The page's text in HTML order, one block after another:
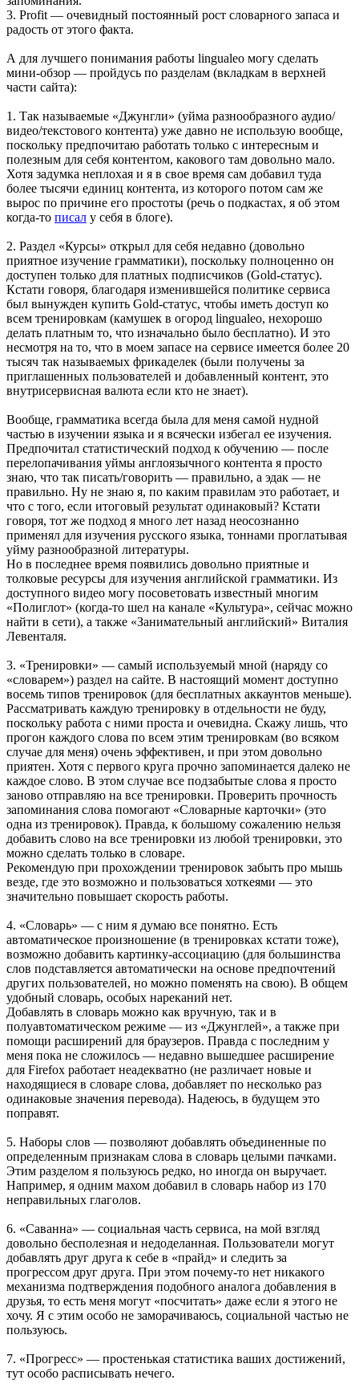
3. Profit — очевидный постоянный рост словарного запаса и
радость от этого факта.
А для лучшего понимания работы lingualeo могу сделать
мини-обзор — пройдусь по разделам (вкладкам в верхней
части сайта):
1. Так называемые «Джунгли» (уйма разнообразного аудио/
видео/текстового контента) уже давно не использую вообще,
поскольку предпочитаю работать только с интересным и
полезным для себя контентом, какового там довольно мало.
Хотя задумка неплохая и я в свое время сам добавил туда
более тысячи единиц контента, из которого потом сам же
вырос по причине его простоты (речь о подкастах, я об этом
когда-то писал у себя в блоге).
2. Раздел «Курсы» открыл для себя недавно (довольно
приятное изучение грамматики), поскольку полноценно он
доступен только для платных подписчиков (Gold-статус).
Кстати говоря, благодаря изменившейся политике сервиса
был вынужден купить Gold-статус, чтобы иметь доступ ко
всем тренировкам (камушек в огород lingualeo, нехорошо
делать платным то, что изначально было бесплатно). И это
несмотря на то, что в моем запасе на сервисе имеется более 20
тысяч так называемых фрикаделек (были получены за
приглашенных пользователей и добавленный контент, это
внутрисервисная валюта если кто не знает).
Вообще, грамматика всегда была для меня самой нудной
частью в изучении языка и я всячески избегал ее изучения.
Предпочитал статистический подход к обучению — после
перелопачивания уймы англоязычного контента я просто
знаю, что так писать/говорить — правильно, а эдак — не
правильно. Ну не знаю я, по каким правилам это работает, и
что с того, если итоговый результат одинаковый? Кстати
говоря, тот же подход я много лет назад неосознанно
применял для изучения русского языка, тоннами проглатывая
уйму разнообразной литературы.
Но в последнее время появились довольно приятные и
толковые ресурсы для изучения английской грамматики. Из
доступного видео могу посоветовать известный многим
«Полиглот» (когда-то шел на канале «Культура», сейчас можно
найти в сети), а также «Занимательный английский» Виталия
Левенталя.
3. «Тренировки» — самый используемый мной (наряду со
«словарем») раздел на сайте. В настоящий момент доступно
восемь типов тренировок (для бесплатных аккаунтов меньше).
Рассматривать каждую тренировку в отдельности не буду,
поскольку работа с ними проста и очевидна. Скажу лишь, что
прогон каждого слова по всем этим тренировкам (во всяком
случае для меня) очень эффективен, и при этом довольно
приятен. Хотя с первого круга прочно запоминается далеко не
каждое слово. В этом случае все подзабытые слова я просто
заново отправляю на все тренировки. Проверить прочность
запоминания слова помогают «Словарные карточки» (это
одна из тренировок). Правда, к большому сожалению нельзя
добавить слово на все тренировки из любой тренировки, это
можно сделать только в словаре.
Рекомендую при прохождении тренировок забыть про мышь
везде, где это возможно и пользоваться хоткеями — это
значительно повышает скорость работы.
4. «Словарь» — с ним я думаю все понятно. Есть
автоматическое произношение (в тренировках кстати тоже),
возможно добавить картинку-ассоциацию (для большинства
слов подставляется автоматически на основе предпочтений
других пользователей, но можно поменять на свою). В общем
удобный словарь, особых нареканий нет.
Добавлять в словарь можно как вручную, так и в
полуавтоматическом режиме — из «Джунглей», а также при
помощи расширений для браузеров. Правда с последним у
меня пока не сложилось — недавно вышедшее расширение
для Firefox работает неадекватно (не различает новые и
находящиеся в словаре слова, добавляет по несколько раз
одинаковые значения перевода). Надеюсь, в будущем это
поправят.
5. Наборы слов — позволяют добавлять объединенные по
определенным признакам слова в словарь целыми пачками.
Этим разделом я пользуюсь редко, но иногда он выручает.
Например, я одним махом добавил в словарь набор из 170
неправильных глаголов.
6. «Саванна» — социальная часть сервиса, на мой взгляд
довольно бесполезная и недоделанная. Пользователи могут
добавлять друг друга к себе в «прайд» и следить за
прогрессом друг друга. При этом почему-то нет никакого
механизма подтверждения подобного аналога добавления в
друзья, то есть меня могут «посчитать» даже если я этого не
хочу. Я с этим особо не заморачиваюсь, социальной частью не
пользуюсь.
7. «Прогресс» — простенькая статистика ваших достижений,
тут особо расписывать нечего.